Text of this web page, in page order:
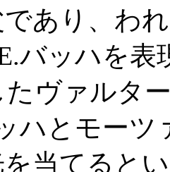
あり、わ
バッハを
ヴァルタ
ハとモー
を当てると